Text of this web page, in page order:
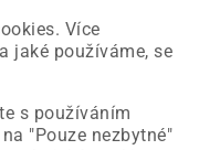
Více
jaké používáme, se
s používáním
"Pouze nezbytné"
už ji opravujeme.
stránku.